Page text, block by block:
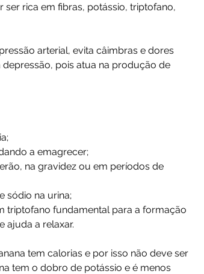
rica em fibras, potássio, triptofano,
arterial, evita câimbras e dores
pois atua na produção de
a emagrecer;
na gravidez ou em períodos de
sódio na urina;
triptofano fundamental para a formação
ajuda a relaxar.
tem calorias e por isso não deve ser
tem o dobro de potássio e é menos